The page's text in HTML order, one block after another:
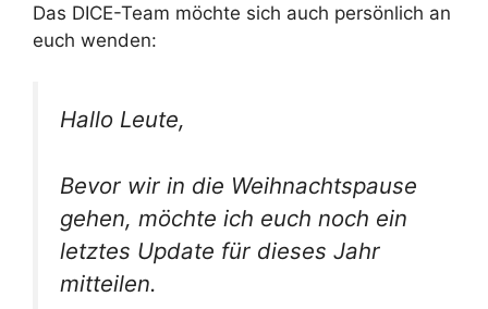
Das DICE-Team möchte sich auch persönlich an
euch wenden:
Hallo Leute,
Bevor wir in die Weihnachtspause
gehen, möchte ich euch noch ein
letztes Update für dieses Jahr
mitteilen.